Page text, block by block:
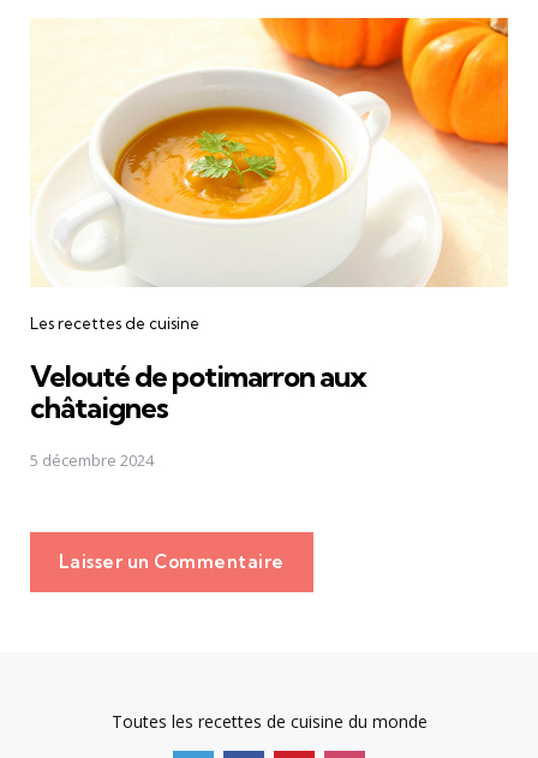
Les recettes de cuisine
Velouté de potimarron aux
châtaignes
5 décembre 2024
Laisser un Commentaire
Toutes les recettes de cuisine du monde